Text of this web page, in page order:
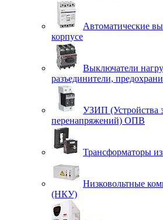
Автоматические
корпусе
Выключатели
разъединители,
УЗИП (Устройства
перенапряжений) ОПВ
Трансформаторы
Низковольтные
(НКУ)